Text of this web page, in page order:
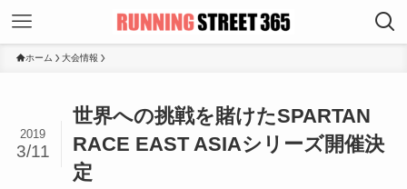
ホーム 大会情報
世界への挑戦を賭けたSPARTAN
RACE EAST ASIAシリーズ開催決
定
2019
3/11